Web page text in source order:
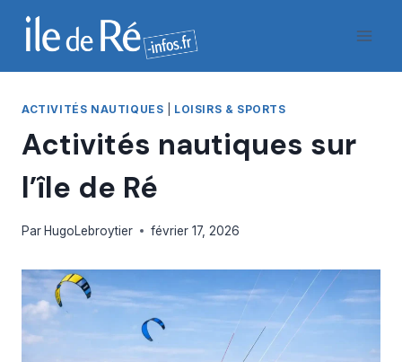
Aller
ACTIVITÉS NAUTIQUES LOISIRS & SPORTS
Activités nautiques sur
l’île de Ré
ParHugoLebroytier février 17, 2026